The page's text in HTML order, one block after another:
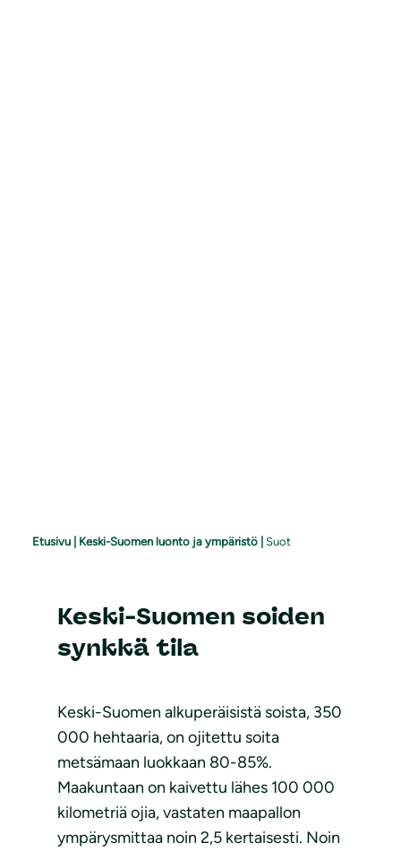
Etusivu | Keski-Suomen luonto ja ympäristö | Suot
Keski-Suomen soiden
synkkä tila
Keski-Suomen alkuperäisistä soista, 350
000 hehtaaria, on ojitettu soita
metsämaan luokkaan 80-85%.
Maakuntaan on kaivettu lähes 100 000
kilometriä ojia, vastaten maapallon
ympärysmittaa noin 2,5 kertaisesti. Noin